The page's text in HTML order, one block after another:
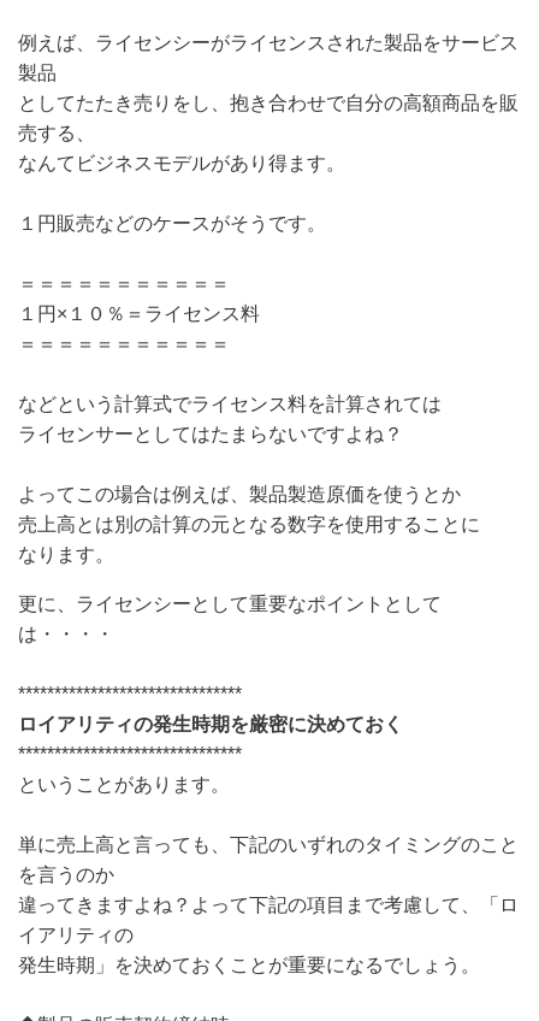
例えば、ライセンシーがライセンスされた製品をサービス
製品
としてたたき売りをし、抱き合わせで自分の高額商品を販
売する、
なんてビジネスモデルがあり得ます。
１円販売などのケースがそうです。
＝＝＝＝＝＝＝＝＝＝＝
１円×１０％＝ライセンス料
＝＝＝＝＝＝＝＝＝＝＝
などという計算式でライセンス料を計算されては
ライセンサーとしてはたまらないですよね？
よってこの場合は例えば、製品製造原価を使うとか
売上高とは別の計算の元となる数字を使用することに
なります。
更に、ライセンシーとして重要なポイントとして
は・・・・
*******************************
ロイアリティの発生時期を厳密に決めておく
*******************************
ということがあります。
単に売上高と言っても、下記のいずれのタイミングのこと
を言うのか
違ってきますよね？よって下記の項目まで考慮して、「ロ
イアリティの
発生時期」を決めておくことが重要になるでしょう。